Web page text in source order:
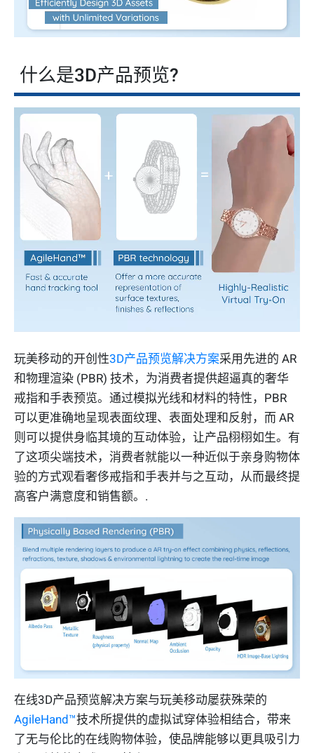
什么是3D产品预览?
玩美移动的开创性3D产品预览解决方案采用先进的 AR
和物理渲染 (PBR) 技术，为消费者提供超逼真的奢华
戒指和手表预览。通过模拟光线和材料的特性，PBR
可以更准确地呈现表面纹理、表面处理和反射，而 AR
则可以提供身临其境的互动体验，让产品栩栩如生。有
了这项尖端技术，消费者就能以一种近似于亲身购物体
验的方式观看奢侈戒指和手表并与之互动，从而最终提
高客户满意度和销售额。.
在线3D产品预览解决方案与玩美移动屡获殊荣的
AgileHand™技术所提供的虚拟试穿体验相结合，带来
了无与伦比的在线购物体验，使品牌能够以更具吸引力